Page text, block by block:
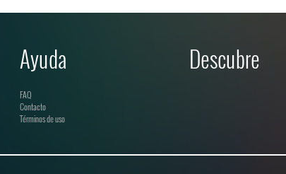
Ayuda
FAQ
Contacto
Términos de uso
Descubre